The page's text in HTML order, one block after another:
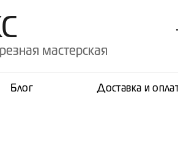
мастерская
Блог Доставка и